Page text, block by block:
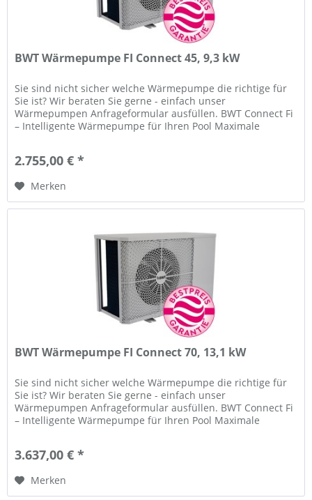
BWT Wärmepumpe FI Connect 45, 9,3 kW
Sie sind nicht sicher welche Wärmepumpe die richtige für
Sie ist? Wir beraten Sie gerne - einfach unser
Wärmepumpen Anfrageformular ausfüllen. BWT Connect Fi
– Intelligente Wärmepumpe für Ihren Pool Maximale
2.755,00 € *
Merken
BWT Wärmepumpe FI Connect 70, 13,1 kW
Sie sind nicht sicher welche Wärmepumpe die richtige für
Sie ist? Wir beraten Sie gerne - einfach unser
Wärmepumpen Anfrageformular ausfüllen. BWT Connect Fi
– Intelligente Wärmepumpe für Ihren Pool Maximale
3.637,00 € *
Merken